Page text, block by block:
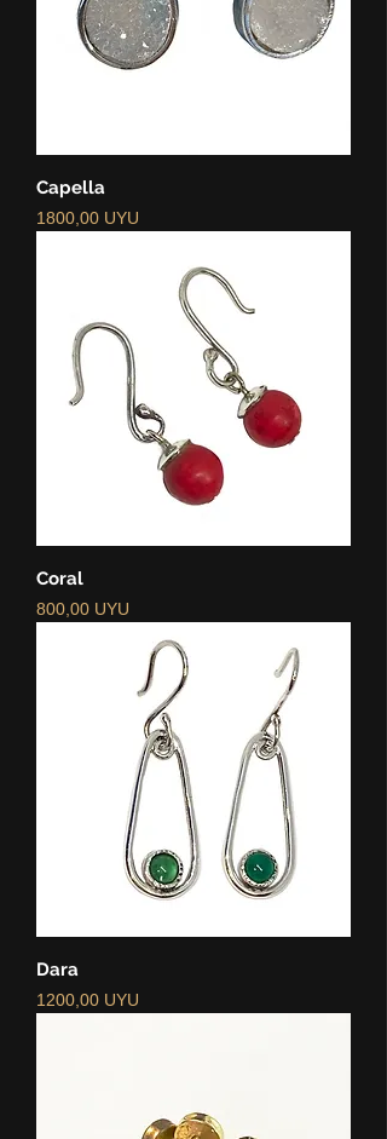
Capella
Precio
1800,00 UYU
Coral
Precio
800,00 UYU
Dara
Precio
1200,00 UYU